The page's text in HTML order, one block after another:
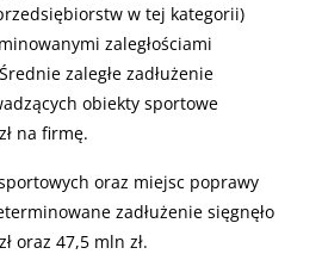
w tej kategorii)
zaległościami
zaległe zadłużenie
obiekty sportowe
na firmę.
oraz miejsc poprawy
zadłużenie sięgnęło
oraz 47,5 mln zł.